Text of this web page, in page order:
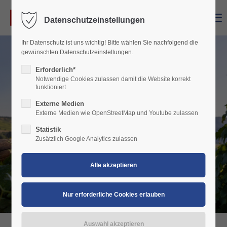
Login
Benutzername
Lost your password?
Support
Lorem ipsum dolor sit amet:
Datenschutzeinstellungen
Ihr Datenschutz ist uns wichtig! Bitte wählen Sie nachfolgend die
gewünschten Datenschutzeinstellungen.
Erforderlich*
Notwendige Cookies zulassen damit die Website korrekt
funktioniert
Externe Medien
Externe Medien wie OpenStreetMap und Youtube zulassen
Statistik
Zusätzlich Google Analytics zulassen